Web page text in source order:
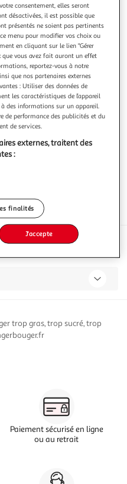
prix de ce produit ?
prix
trop gras, trop sucré, trop
Paiement sécurisé en ligne
ou au retrait
consentement, elles seront
désactivées, il est possible que
présentés ne soient pas pertinents
menu pour modifier vos choix ou
en cliquant sur le lien "Gérer
que vous avez fait auront un effet
reportez-vous à notre
que nos partenaires externes
: Utiliser des données de
les caractéristiques de l’appareil
des informations sur un appareil.
de performance des publicités et du
de services.
externes, traitent des
:
finalités
J'accepte